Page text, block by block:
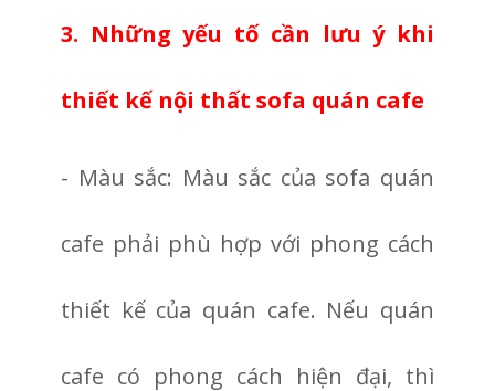
3. Những yếu tố cần lưu ý khi
thiết kế nội thất sofa quán cafe
- Màu sắc: Màu sắc của sofa quán
cafe phải phù hợp với phong cách
thiết kế của quán cafe. Nếu quán
cafe có phong cách hiện đại, thì